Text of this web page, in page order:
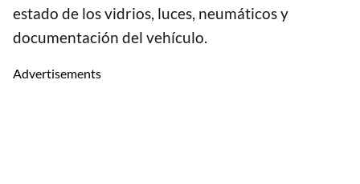
estado de los vidrios, luces, neumáticos y
documentación del vehículo.
Advertisements